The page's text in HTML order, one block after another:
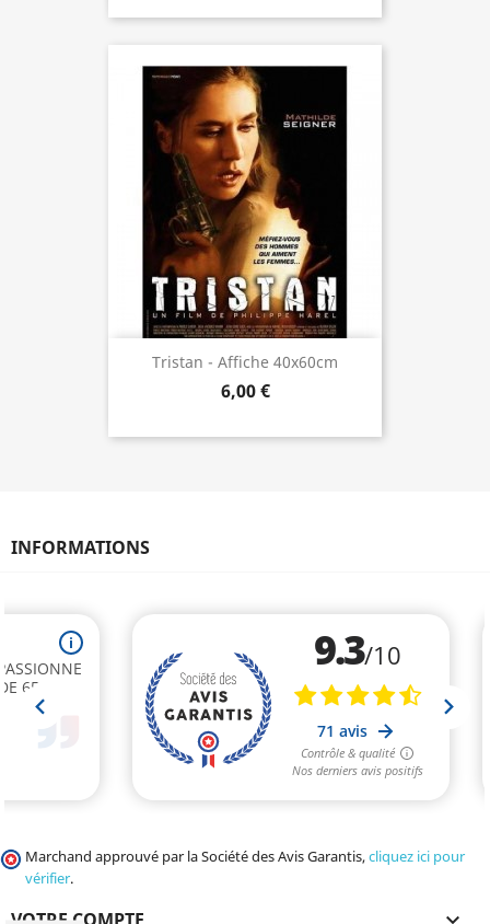
Tristan - Affiche 40x60cm
6,00 €
INFORMATIONS
Marchand approuvé par la Société des Avis Garantis,cliquez ici pour
vérifier.